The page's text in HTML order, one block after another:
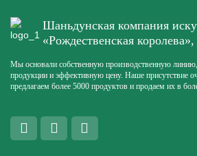
Шаньдунская компания
«Рождественская
Мы основали собственную производственную линию,
продукции и эффективную цену. Наше присутствие
предлагаем более 5000 продуктов и продаем их в